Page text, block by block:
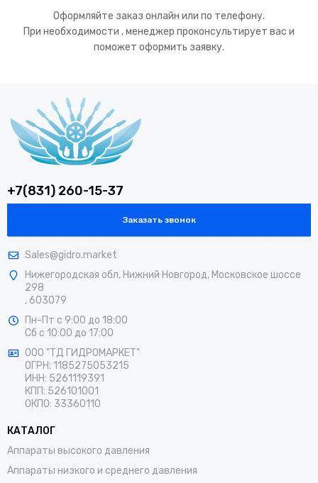
Оформляйте заказ онлайн или по телефону.
При необходимости , менеджер проконсультирует вас и
поможет оформить заявку.
+7(831) 260-15-37
Заказать звонок
Sales@gidro.market
Нижегородская обл, Нижний Новгород, Московское шоссе
298
, 603079
Пн-Пт с 9:00 до 18:00
Сб с 10:00 до 17:00
ООО "ТД ГИДРОМАРКЕТ"
ОГРН: 1185275053215
ИНН: 5261119391
КПП: 526101001
ОКПО: 33360110
КАТАЛОГ
Аппараты высокого давления
Аппараты низкого и среднего давления